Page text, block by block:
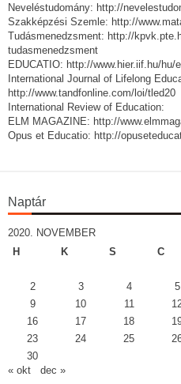
Neveléstudomány: http://
Szakképzési Szemle: http://
Tudásmenedzsment: http://
tudasmenedzsment
EDUCATIO: http://www.hier.iif.hu/hu/
International Journal of Lifelong
http://www.tandfonline.com/loi/tled20
International Review of Education:
ELM MAGAZINE: http://
Opus et Educatio: http://
Naptár
2020. NOVEMBER
H
K S C
2
3 4 5
9
10 11
16
17 18
23
24 25
30
« okt
dec »